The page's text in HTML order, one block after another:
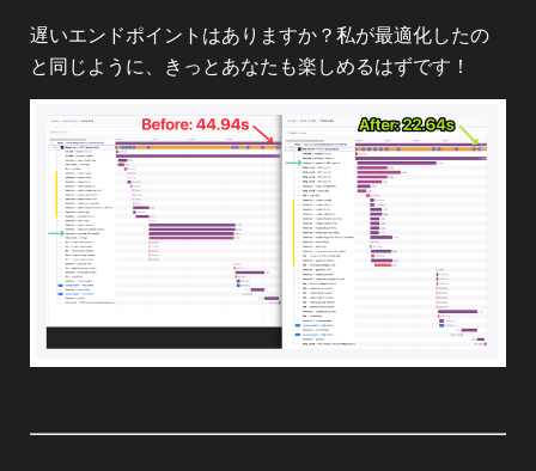
遅いエンドポイントはありますか？私が最適化したの
と同じように、きっとあなたも楽しめるはずです！